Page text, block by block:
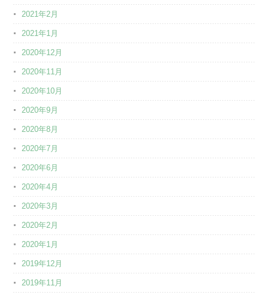
2021年2月
2021年1月
2020年12月
2020年11月
2020年10月
2020年9月
2020年8月
2020年7月
2020年6月
2020年4月
2020年3月
2020年2月
2020年1月
2019年12月
2019年11月